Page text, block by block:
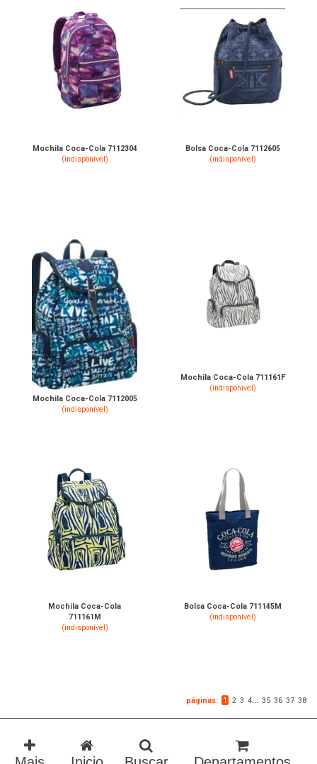
Mochila Coca-Cola 7112304
(indisponível)
Bolsa Coca-Cola 7112605
(indisponível)
Mochila Coca-Cola 7112005
(indisponível)
Mochila Coca-Cola 711161F
(indisponível)
Mochila Coca-Cola
711161M
(indisponível)
Bolsa Coca-Cola 711145M
(indisponível)
páginas: 1 2 3 4... 35 36 37 38